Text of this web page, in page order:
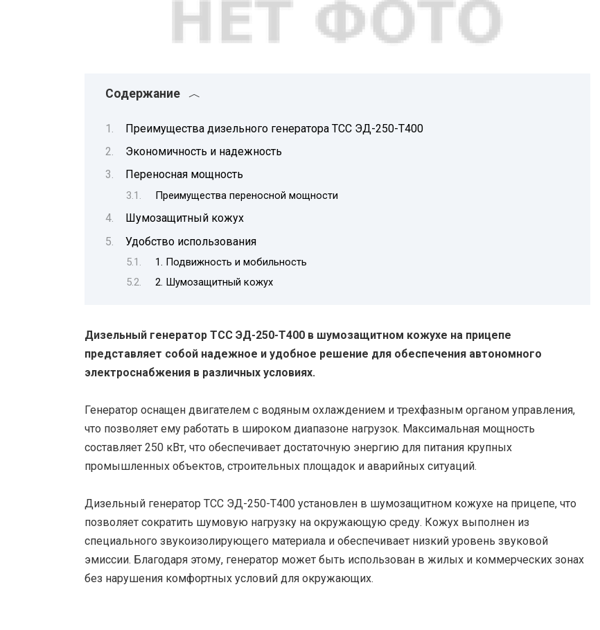
Содержание
Преимущества дизельного генератора ТСС ЭД-250-Т400
Экономичность и надежность
Переносная мощность
Преимущества переносной мощности
Шумозащитный кожух
Удобство использования
1. Подвижность и мобильность
2. Шумозащитный кожух
Дизельный генератор ТСС ЭД-250-Т400 в шумозащитном кожухе на прицепе
представляет собой надежное и удобное решение для обеспечения автономного
электроснабжения в различных условиях.
Генератор оснащен двигателем с водяным охлаждением и трехфазным органом управления,
что позволяет ему работать в широком диапазоне нагрузок. Максимальная мощность
составляет 250 кВт, что обеспечивает достаточную энергию для питания крупных
промышленных объектов, строительных площадок и аварийных ситуаций.
Дизельный генератор ТСС ЭД-250-Т400 установлен в шумозащитном кожухе на прицепе, что
позволяет сократить шумовую нагрузку на окружающую среду. Кожух выполнен из
специального звукоизолирующего материала и обеспечивает низкий уровень звуковой
эмиссии. Благодаря этому, генератор может быть использован в жилых и коммерческих зонах
без нарушения комфортных условий для окружающих.